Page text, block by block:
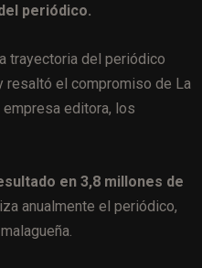
periódico.
trayectoria del periódico
resaltó el compromiso de La
editora, los
en 3,8 millones de
anualmente el periódico,